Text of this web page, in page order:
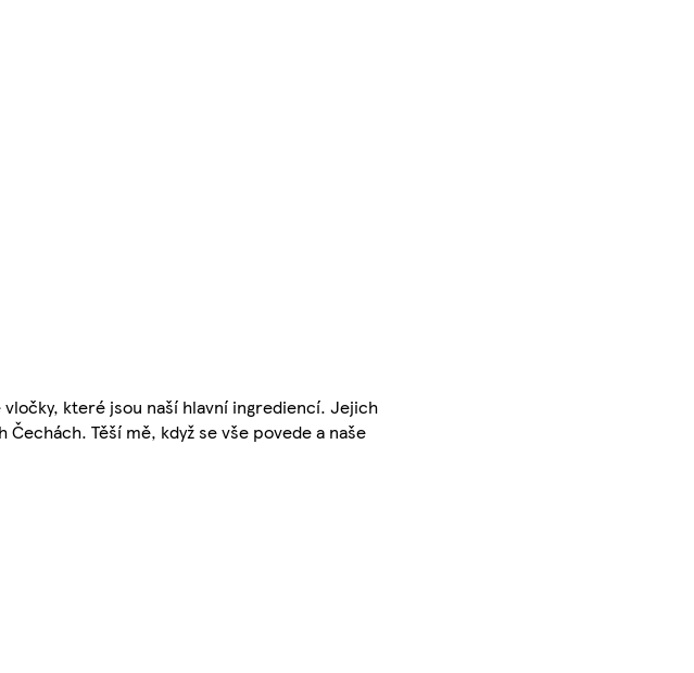
které jsou naší hlavní ingrediencí. Jejich
Těší mě, když se vše povede a naše